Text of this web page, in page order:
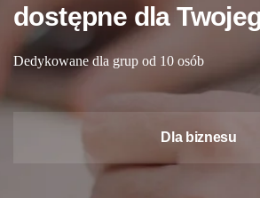
dostępne dla
Dedykowane dla grup od 10 osób
Dla biznesu